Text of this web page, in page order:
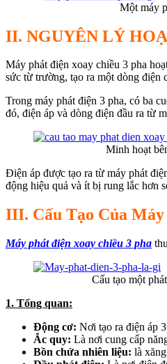
Một máy phát
II. NGUYÊN LÝ
Máy phát điện xoay chiều 3 pha
sức từ trường, tạo ra một dòng điện
Trong máy phát điện 3 pha, có ba
đó, điện áp và dòng điện đầu ra từ
Minh hoạt bên trong
Điện áp được tạo ra từ máy phát
động hiệu quả và ít bị rung lắc hơn
III. Cấu Tạo Của
Máy phát điện xoay chiều 3 pha
Cấu tạo một phát
1. Tổng quan:
Động cơ: Nơi tạo ra điện áp
Ắc quy: Là nơi cung cấp
Bồn chứa nhiên liệu: là